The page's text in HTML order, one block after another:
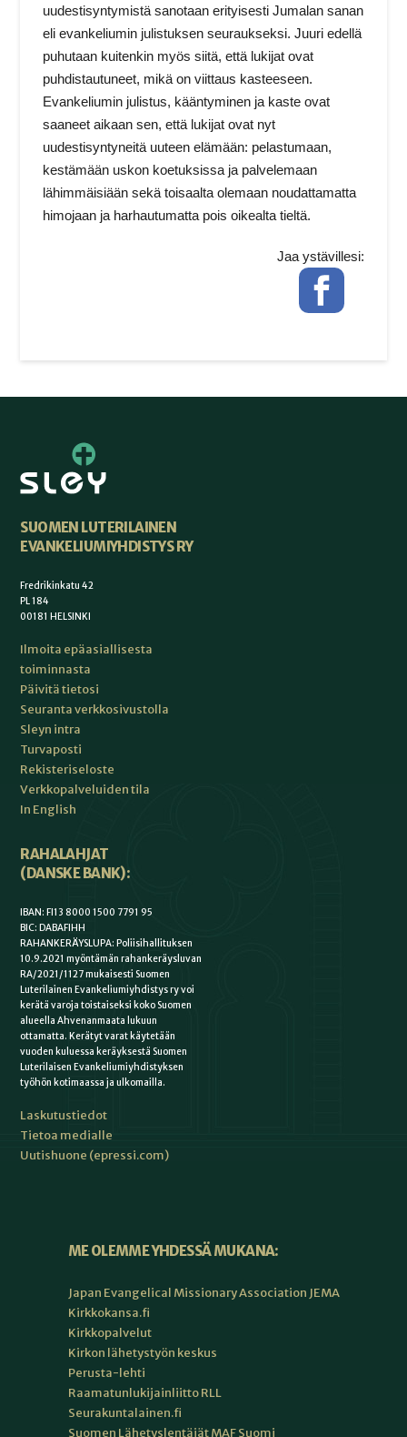
uudestisyntymistä sanotaan erityisesti Jumalan sanan
eli evankeliumin julistuksen seuraukseksi. Juuri edellä
puhutaan kuitenkin myös siitä, että lukijat ovat
puhdistautuneet, mikä on viittaus kasteeseen.
Evankeliumin julistus, kääntyminen ja kaste ovat
saaneet aikaan sen, että lukijat ovat nyt
uudestisyntyneitä uuteen elämään: pelastumaan,
kestämään uskon koetuksissa ja palvelemaan
lähimmäisiään sekä toisaalta olemaan noudattamatta
himojaan ja harhautumatta pois oikealta tieltä.
Jaa ystävillesi:
Facebook
SUOMEN LUTERILAINEN
EVANKELIUMIYHDISTYS RY
Fredrikinkatu 42
PL 184
00181 HELSINKI
Ilmoita epäasiallisesta
toiminnasta
Päivitä tietosi
Seuranta verkkosivustolla
Sleyn intra
Turvaposti
Rekisteriseloste
Verkkopalveluiden tila
In English
RAHALAHJAT
(DANSKE BANK):
IBAN: FI13 8000 1500 7791 95
BIC: DABAFIHH
RAHANKERÄYSLUPA: Poliisihallituksen
10.9.2021 myöntämän rahankeräysluvan
RA/2021/1127 mukaisesti Suomen
Luterilainen Evankeliumiyhdistys ry voi
kerätä varoja toistaiseksi koko Suomen
alueella Ahvenanmaata lukuun
ottamatta. Kerätyt varat käytetään
vuoden kuluessa keräyksestä Suomen
Luterilaisen Evankeliumiyhdistyksen
työhön kotimaassa ja ulkomailla.
Laskutustiedot
Tietoa medialle
Uutishuone (epressi.com)
ME OLEMME YHDESSÄ MUKANA:
Japan Evangelical Missionary Association JEMA
Kirkkokansa.fi
Kirkkopalvelut
Kirkon lähetystyön keskus
Perusta-lehti
Raamatunlukijainliitto RLL
Seurakuntalainen.fi
Suomen Lähetyslentäjät MAF Suomi